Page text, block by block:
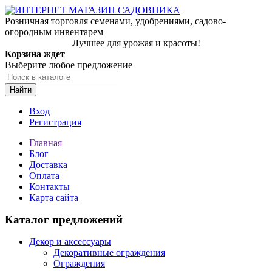
Розничная торговля семенами, удобрениями, садово-
огородным инвентарем
Лучшее для урожая и красоты!
Корзина ждет
Выберите любое предложение
Найти
Вход
Регистрация
Главная
Блог
Доставка
Оплата
Контакты
Карта сайта
Каталог предложений
Декор и аксессуары
Декоративные ограждения
Ограждения